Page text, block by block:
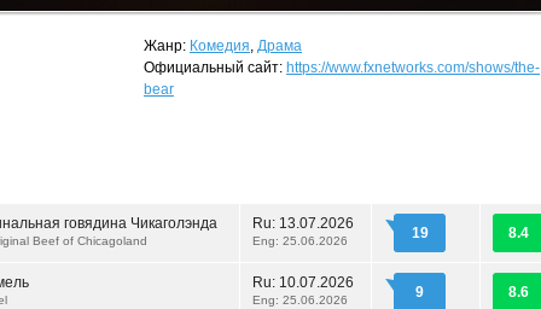
Жанр: Комедия, Драма
Официальный сайт: https://www.fxnetworks.com/shows/the-
bear
говядина Чикаголэнда
Beef of Chicagoland
Ru: 13.07.2026
Eng: 25.06.2026 19 8.4
Ru: 10.07.2026
Eng: 25.06.2026 9 8.6